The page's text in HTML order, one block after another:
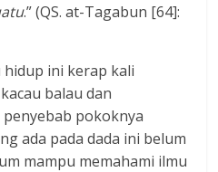
.” (QS. at-Tagabun [64]:
hidup ini kerap kali
balau dan
pokoknya
ada pada dada ini belum
mampu memahami ilmu